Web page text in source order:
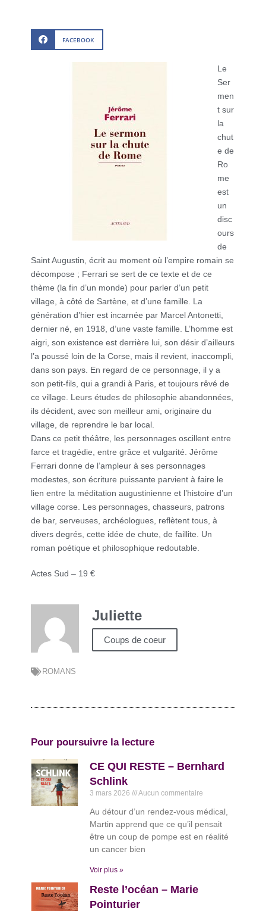
FACEBOOK
Le
Ser
men
t sur
la
chut
e de
Ro
me
est
un
disc
ours
de
Saint Augustin, écrit au moment où l’empire romain se
décompose ; Ferrari se sert de ce texte et de ce
thème (la fin d’un monde) pour parler d’un petit
village, à côté de Sartène, et d’une famille. La
génération d’hier est incarnée par Marcel Antonetti,
dernier né, en 1918, d’une vaste famille. L’homme est
aigri, son existence est derrière lui, son désir d’ailleurs
l’a poussé loin de la Corse, mais il revient, inaccompli,
dans son pays. En regard de ce personnage, il y a
son petit-fils, qui a grandi à Paris, et toujours rêvé de
ce village. Leurs études de philosophie abandonnées,
ils décident, avec son meilleur ami, originaire du
village, de reprendre le bar local.
Dans ce petit théâtre, les personnages oscillent entre
farce et tragédie, entre grâce et vulgarité. Jérôme
Ferrari donne de l’ampleur à ses personnages
modestes, son écriture puissante parvient à faire le
lien entre la méditation augustinienne et l’histoire d’un
village corse. Les personnages, chasseurs, patrons
de bar, serveuses, archéologues, reflètent tous, à
divers degrés, cette idée de chute, de faillite. Un
roman poétique et philosophique redoutable.
Actes Sud – 19 €
Juliette
Coups de coeur
ROMANS
Pour poursuivre la lecture
CE QUI RESTE – Bernhard
Schlink
3 mars 2026 Aucun commentaire
Au détour d’un rendez-vous médical,
Martin apprend que ce qu’il pensait
être un coup de pompe est en réalité
un cancer bien
Voir plus »
Reste l’océan – Marie
Pointurier